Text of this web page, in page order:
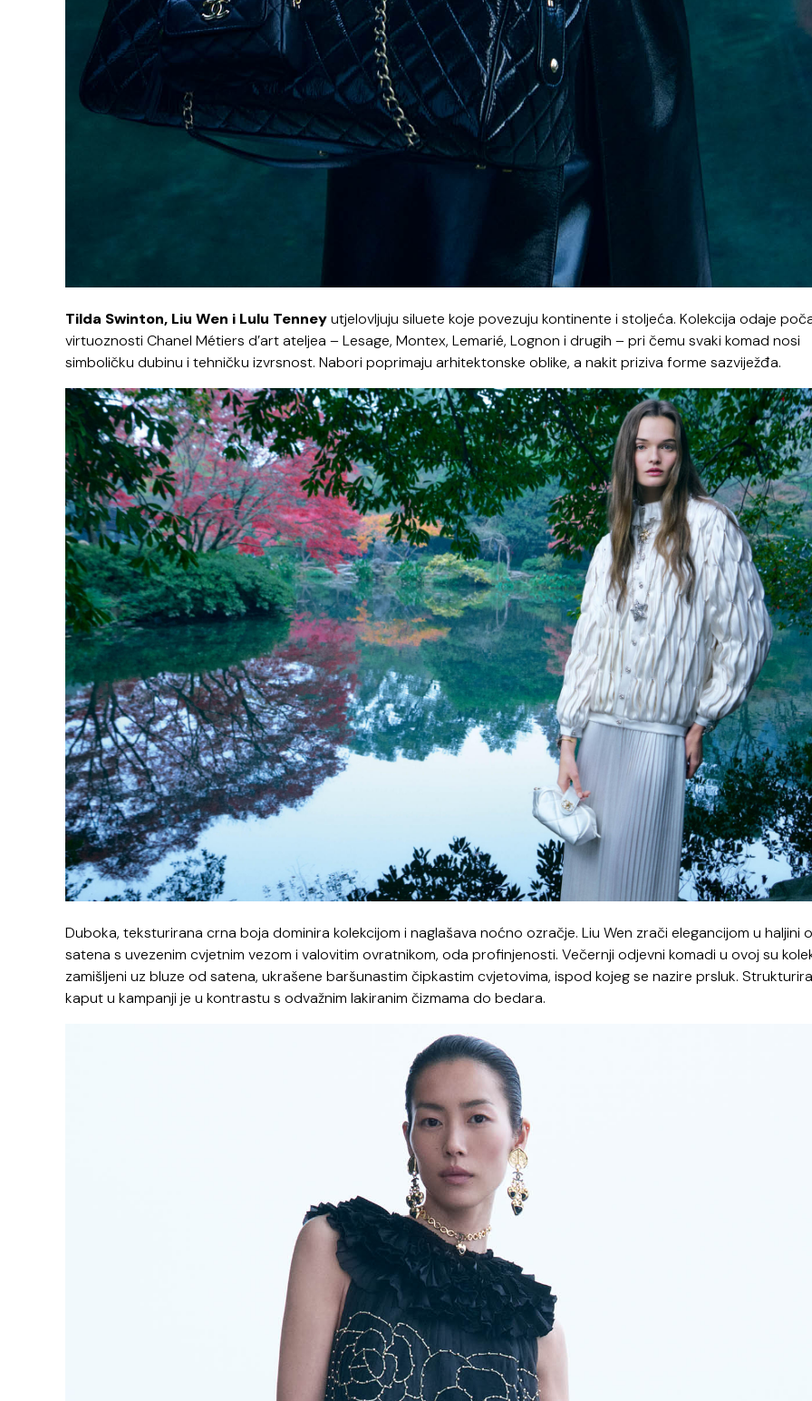
Tilda Swinton, Liu Wen i Lulu Tenneyutjelovljuju siluete koje povezuju kontinente i stoljeća. Kolekcija odaje
virtuoznosti Chanel Métiers d’art ateljea – Lesage, Montex, Lemarié, Lognon i drugih – pri čemu svaki komad nosi
simboličku dubinu i tehničku izvrsnost. Nabori poprimaju arhitektonske oblike, a nakit priziva forme sazviježđa.
Duboka, teksturirana crna boja dominira kolekcijom i naglašava noćno ozračje. Liu Wen zrači elegancijom u haljini
satena s uvezenim cvjetnim vezom i valovitim ovratnikom, oda profinjenosti. Večernji odjevni komadi u ovoj su
zamišljeni uz bluze od satena, ukrašene baršunastim čipkastim cvjetovima, ispod kojeg se nazire prsluk.
kaput u kampanji je u kontrastu s odvažnim lakiranim čizmama do bedara.